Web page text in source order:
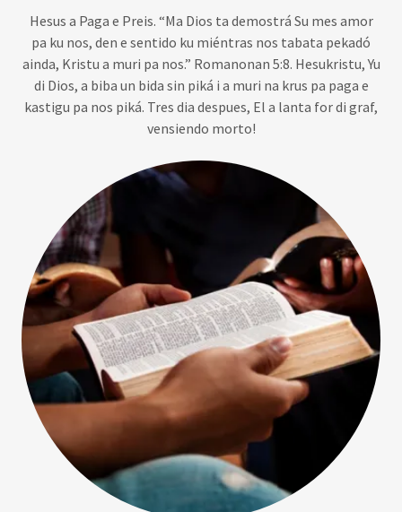
Hesus a Paga e Preis. “Ma Dios ta demostrá Su mes amor
pa ku nos, den e sentido ku miéntras nos tabata pekadó
ainda, Kristu a muri pa nos.” Romanonan 5:8. Hesukristu, Yu
di Dios, a biba un bida sin piká i a muri na krus pa paga e
kastigu pa nos piká. Tres dia despues, El a lanta for di graf,
vensiendo morto!